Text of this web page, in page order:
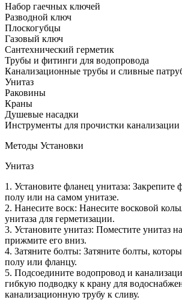
Набор гаечных ключей
Разводной ключ
Плоскогубцы
Газовый ключ
Сантехнический герметик
Трубы и фитинги для водопровода
Канализационные трубы и сливные
Унитаз
Раковины
Краны
Душевые насадки
Инструменты для прочистки канализации
Методы Установки
Унитаз
1. Установите фланец унитаза: Закрепите
полу или на самом унитазе.
2. Нанесите воск: Нанесите восковой
унитаза для герметизации.
3. Установите унитаз: Поместите унитаз
прижмите его вниз.
4. Затяните болты: Затяните болты,
полу или фланцу.
5. Подсоедините водопровод и
гибкую подводку к крану для
канализационную трубу к сливу.